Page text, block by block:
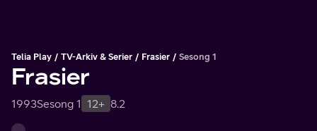
Telia Play TV-Arkiv & Serier Frasier Sesong 1
Frasier
1993Sesong 1 12+ 8.2